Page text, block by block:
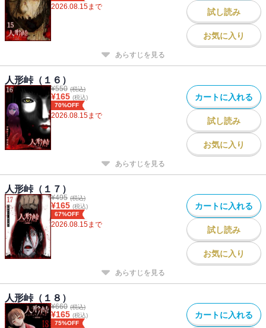
2026.08.15まで
試し読み
お気に入り
あらすじを見る
人形峠（１６）
¥550 (税込)
¥165 (税込)
70%OFF
2026.08.15まで
カートに入れる
試し読み
お気に入り
あらすじを見る
人形峠（１７）
¥495 (税込)
¥165 (税込)
67%OFF
2026.08.15まで
カートに入れる
試し読み
お気に入り
あらすじを見る
人形峠（１８）
¥660 (税込)
¥165 (税込)
75%OFF
カートに入れる